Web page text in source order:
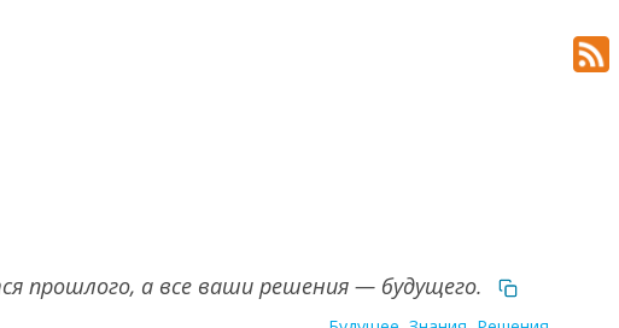
прошлого, а все ваши решения — будущего.